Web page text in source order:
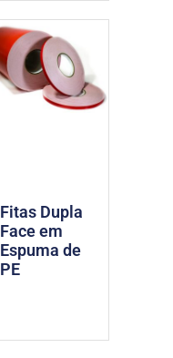
Fitas Dupla
Face em
Espuma de
PE